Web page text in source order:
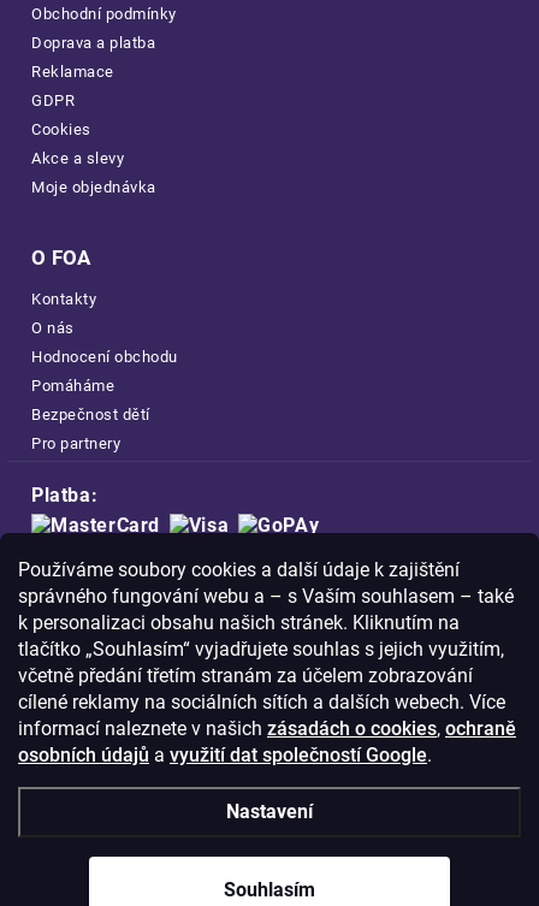
Používáme soubory cookies a další údaje k zajištění
správného fungování webu a – s Vaším souhlasem – také
k personalizaci obsahu našich stránek. Kliknutím na
tlačítko „Souhlasím“ vyjadřujete souhlas s jejich využitím,
včetně předání třetím stranám za účelem zobrazování
cílené reklamy na sociálních sítích a dalších webech. Více
informací naleznete v našich zásadách o cookies, ochraně
osobních údajů a využití dat společností Google.
Nastavení
Souhlasím
Obchodní podmínky
Doprava a platba
Reklamace
GDPR
Cookies
Akce a slevy
Moje objednávka
O FOA
Kontakty
O nás
Hodnocení obchodu
Pomáháme
Bezpečnost dětí
Pro partnery
Platba:
Doprava:
Nakupujte na FOA bezpečně a bez obav.
Díky HTTPS protokolu jsou Vaše citlivá
data v naprostém bezpečí.
© Copyright2026Westlogic s.r.o.,
IČO: 28637372